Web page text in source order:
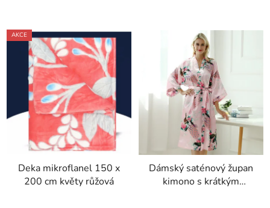
AKCE
Deka mikroflanel 150 x
200 cm květy růžová
Dámský saténový župan
kimono s krátkým